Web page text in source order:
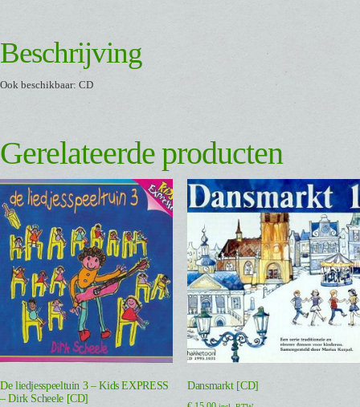
Beschrijving
Ook beschikbaar: CD
Gerelateerde producten
De liedjesspeeltuin 3 – Kids EXPRESS
– Dirk Scheele [CD]
Dansmarkt [CD]